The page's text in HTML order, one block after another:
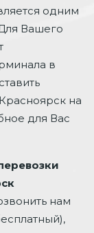
одним
Вашего
в
на
для Вас
нам